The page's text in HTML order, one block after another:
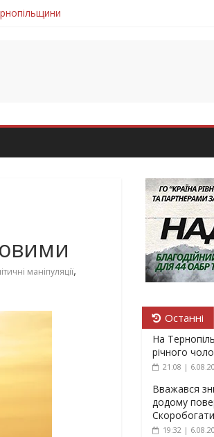
дому «на щиті»
Паламарчук
захисник Михайло Скоробогатий з
маніпуляції,
Останні
На
річного
21:08 |
Вважався
додому
19:32 |